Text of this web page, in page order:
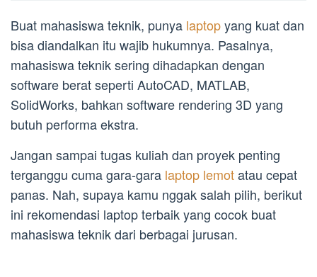
Buat mahasiswa teknik, punya laptopyang kuat dan
bisa diandalkan itu wajib hukumnya. Pasalnya,
mahasiswa teknik sering dihadapkan dengan
software berat seperti AutoCAD, MATLAB,
SolidWorks, bahkan software rendering 3D yang
butuh performa ekstra.
Jangan sampai tugas kuliah dan proyek penting
terganggu cuma gara-gara laptop lemotatau cepat
panas. Nah, supaya kamu nggak salah pilih, berikut
ini rekomendasi laptop terbaik yang cocok buat
mahasiswa teknik dari berbagai jurusan.